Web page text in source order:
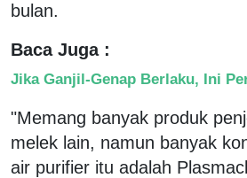
bulan.
Baca Juga :
Jika Ganjil-Genap Berlaku, Ini
"Memang banyak produk
melek lain, namun banyak
air purifier itu adalah